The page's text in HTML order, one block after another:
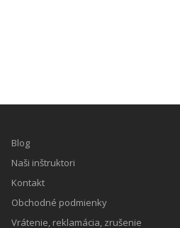
Blog
Naši inštruktori
Kontakt
Obchodné podmienky
Vrátenie, reklamácia, zrušenie